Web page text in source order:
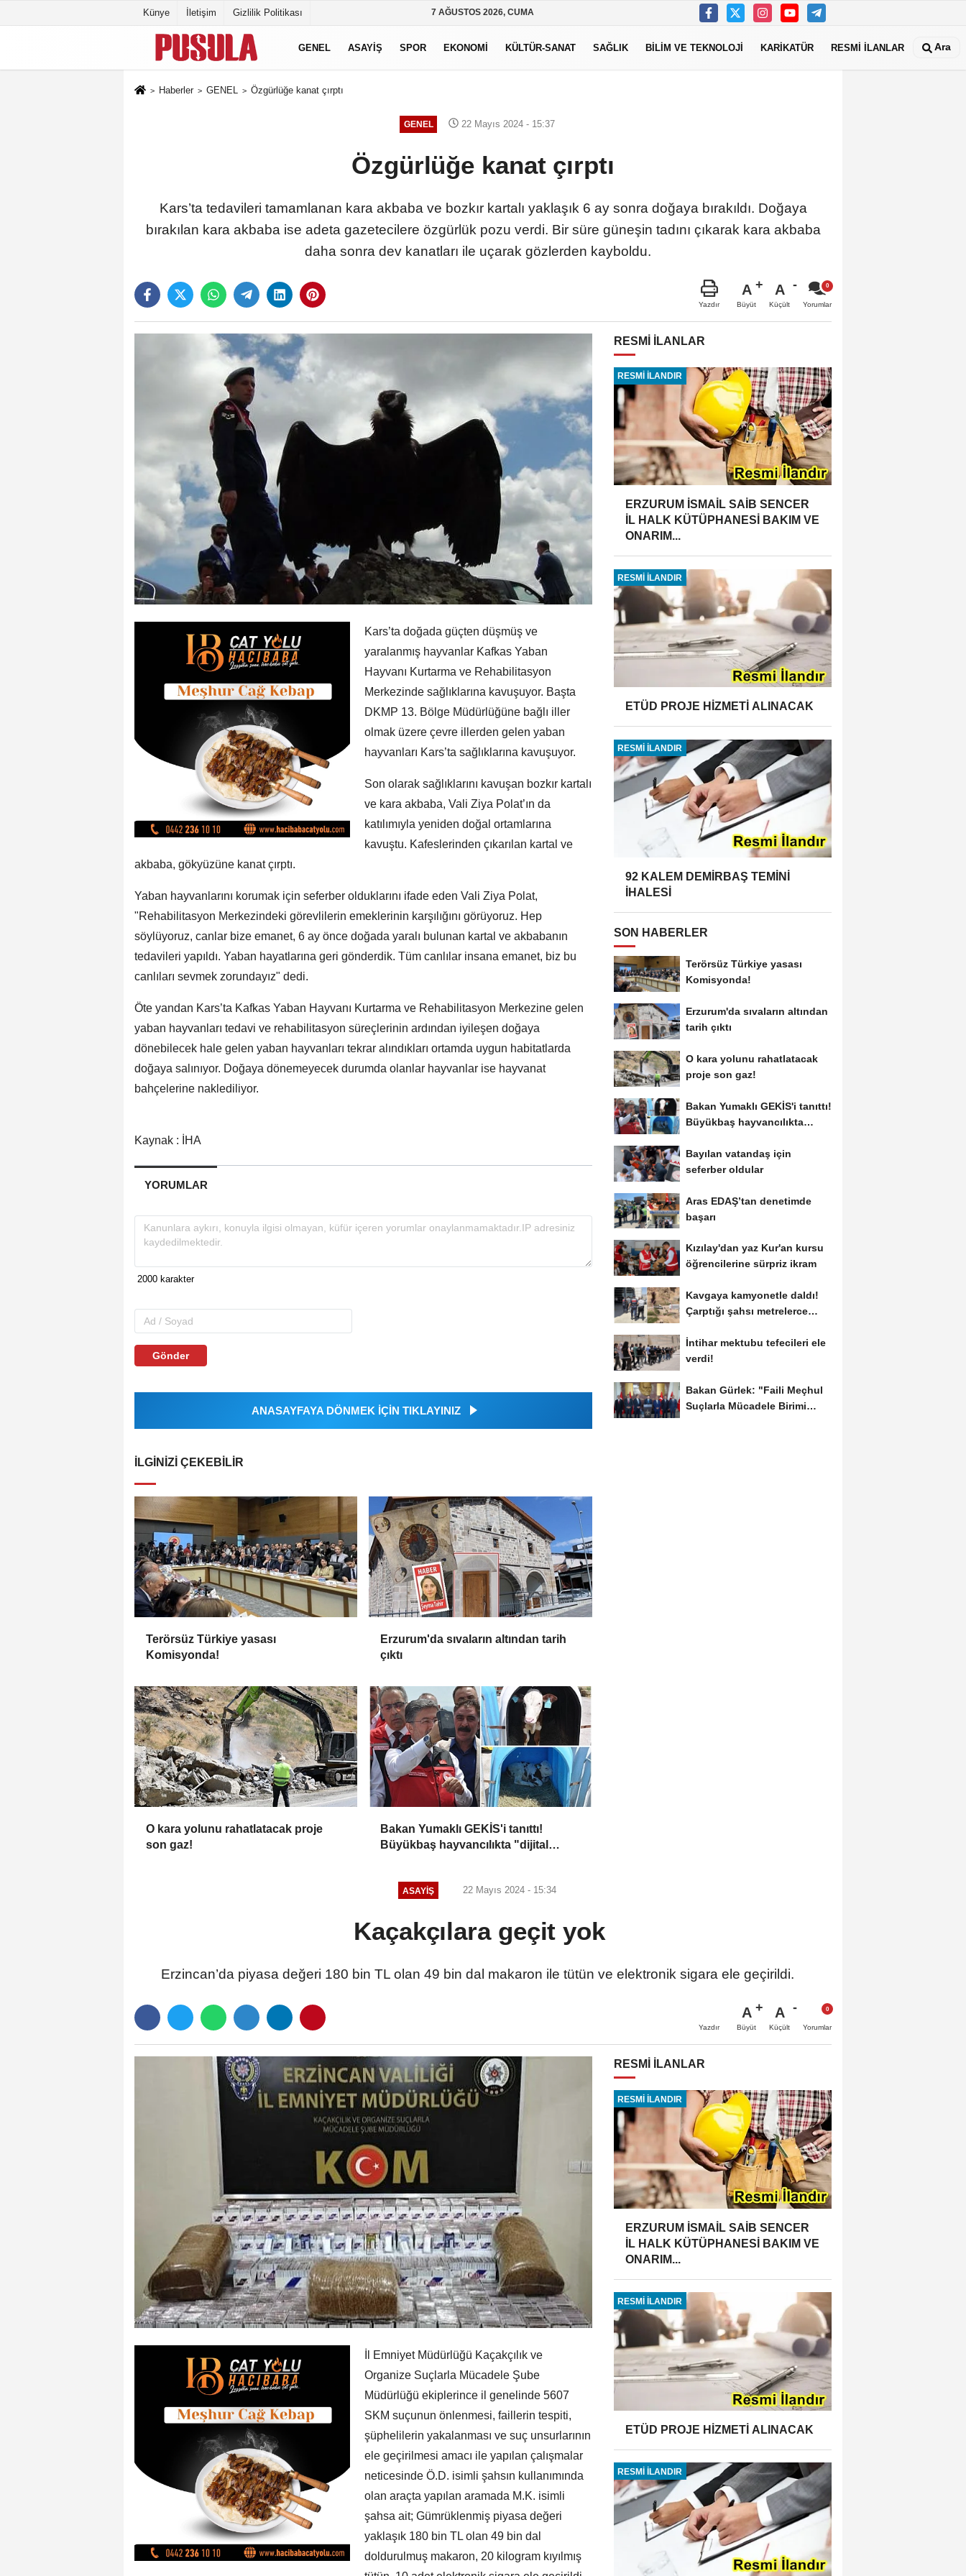
Künye İletişim Gizlilik Politikası 7 AĞUSTOS 2026, CUMA
GENEL ASAYİŞ SPOR EKONOMİ KÜLTÜR-SANAT SAĞLIK BİLİM VE TEKNOLOJİ KARİKATÜR RESMİ İLANLAR Ara
Haberler GENEL Özgürlüğe kanat çırptı
GENEL 22 Mayıs 2024 - 15:37
Özgürlüğe kanat çırptı
Kars’ta tedavileri tamamlanan kara akbaba ve bozkır kartalı yaklaşık 6 ay sonra doğaya bırakıldı. Doğaya
bırakılan kara akbaba ise adeta gazetecilere özgürlük pozu verdi. Bir süre güneşin tadını çıkarak kara akbaba
daha sonra dev kanatları ile uçarak gözlerden kayboldu.
Yazdır
A
Büyüt
A
Küçült Yorumlar
Kars’ta doğada güçten düşmüş ve
yaralanmış hayvanlar Kafkas Yaban
Hayvanı Kurtarma ve Rehabilitasyon
Merkezinde sağlıklarına kavuşuyor. Başta
DKMP 13. Bölge Müdürlüğüne bağlı iller
olmak üzere çevre illerden gelen yaban
hayvanları Kars’ta sağlıklarına kavuşuyor.
Son olarak sağlıklarını kavuşan bozkır kartalı
ve kara akbaba, Vali Ziya Polat’ın da
katılımıyla yeniden doğal ortamlarına
kavuştu. Kafeslerinden çıkarılan kartal ve
akbaba, gökyüzüne kanat çırptı.
Yaban hayvanlarını korumak için seferber olduklarını ifade eden Vali Ziya Polat,
"Rehabilitasyon Merkezindeki görevlilerin emeklerinin karşılığını görüyoruz. Hep
söylüyoruz, canlar bize emanet, 6 ay önce doğada yaralı bulunan kartal ve akbabanın
tedavileri yapıldı. Yaban hayatlarına geri gönderdik. Tüm canlılar insana emanet, biz bu
canlıları sevmek zorundayız" dedi.
Öte yandan Kars’ta Kafkas Yaban Hayvanı Kurtarma ve Rehabilitasyon Merkezine gelen
yaban hayvanları tedavi ve rehabilitasyon süreçlerinin ardından iyileşen doğaya
dönebilecek hale gelen yaban hayvanları tekrar alındıkları ortamda uygun habitatlarda
doğaya salınıyor. Doğaya dönemeyecek durumda olanlar hayvanlar ise hayvanat
bahçelerine naklediliyor.
Kaynak : İHA
YORUMLAR
Gönder
ANASAYFAYA DÖNMEK İÇİN TIKLAYINIZ
İLGINIZI ÇEKEBILIR
Terörsüz Türkiye yasası
Komisyonda!
Erzurum'da sıvaların altından tarih
çıktı
O kara yolunu rahatlatacak proje
son gaz!
Bakan Yumaklı GEKİS'i tanıttı!
Büyükbaş hayvancılıkta "dijital
RESMİ İLANLAR
RESMİ İLANDIR
ERZURUM İSMAİL SAİB SENCER
İL HALK KÜTÜPHANESİ BAKIM VE
ONARIM...
RESMİ İLANDIR
ETÜD PROJE HİZMETİ ALINACAK
RESMİ İLANDIR
92 KALEM DEMİRBAŞ TEMİNİ
İHALESİ
SON HABERLER
Terörsüz Türkiye yasası
Komisyonda!
Erzurum'da sıvaların altından
tarih çıktı
O kara yolunu rahatlatacak
proje son gaz!
Bakan Yumaklı GEKİS'i tanıttı!
Büyükbaş hayvancılıkta
Bayılan vatandaş için
seferber oldular
Aras EDAŞ’tan denetimde
başarı
Kızılay'dan yaz Kur'an kursu
öğrencilerine sürpriz ikram
Kavgaya kamyonetle daldı!
Çarptığı şahsı metrelerce
İntihar mektubu tefecileri ele
verdi!
Bakan Gürlek: "Faili Meçhul
Suçlarla Mücadele Birimi
ASAYİŞ 22 Mayıs 2024 - 15:34
Kaçakçılara geçit yok
Erzincan’da piyasa değeri 180 bin TL olan 49 bin dal makaron ile tütün ve elektronik sigara ele geçirildi.
Yazdır
A
Büyüt
A
Küçült Yorumlar
İl Emniyet Müdürlüğü Kaçakçılık ve
Organize Suçlarla Mücadele Şube
Müdürlüğü ekiplerince il genelinde 5607
SKM suçunun önlenmesi, faillerin tespiti,
şüphelilerin yakalanması ve suç unsurlarının
ele geçirilmesi amacı ile yapılan çalışmalar
neticesinde Ö.D. isimli şahsın kullanımında
olan araçta yapılan aramada M.K. isimli
şahsa ait; Gümrüklenmiş piyasa değeri
yaklaşık 180 bin TL olan 49 bin dal
doldurulmuş makaron, 20 kilogram kıyılmış
RESMİ İLANLAR
RESMİ İLANDIR
ERZURUM İSMAİL SAİB SENCER
İL HALK KÜTÜPHANESİ BAKIM VE
ONARIM...
RESMİ İLANDIR
ETÜD PROJE HİZMETİ ALINACAK
RESMİ İLANDIR